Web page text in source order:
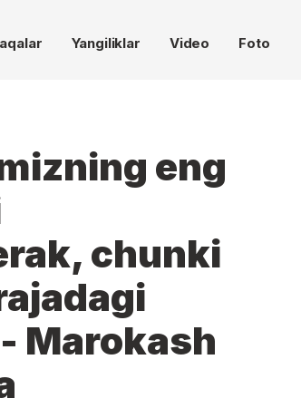
Yangiliklar Video Foto
eng
chunki
Marokash